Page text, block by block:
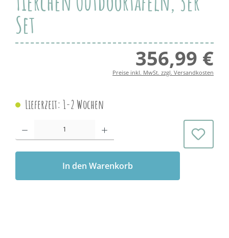
Set
356,99 €
Preise inkl. MwSt. zzgl. Versandkosten
Lieferzeit: 1-2 Wochen
Produkt Anzahl: Gib den gewünschten Wert ein oder benutze die
In den Warenkorb